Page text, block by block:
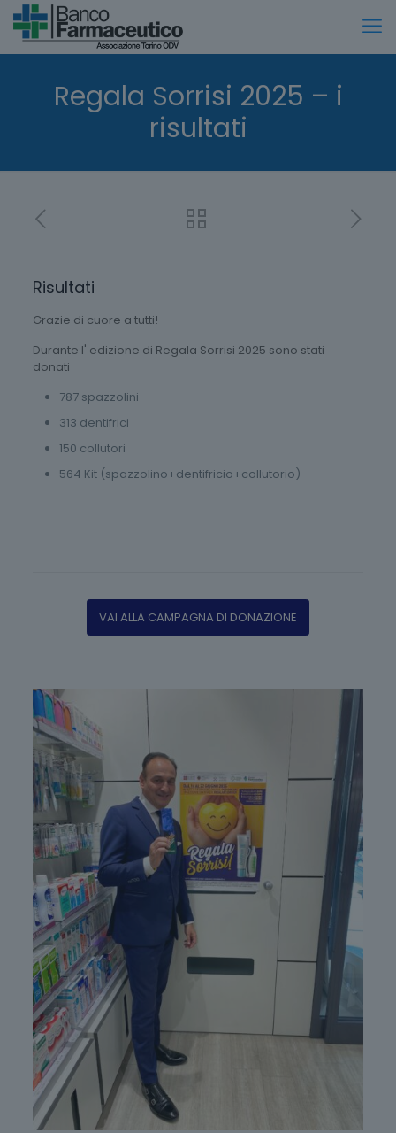
Regala Sorrisi 2025 – i
risultati
Risultati
Grazie di cuore a tutti!
Durante l' edizione di Regala Sorrisi 2025 sono stati
donati
787 spazzolini
313 dentifrici
150 collutori
564 Kit (spazzolino+dentifricio+collutorio)
VAI ALLA CAMPAGNA DI DONAZIONE